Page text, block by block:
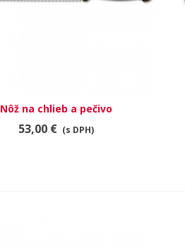
RÝCHLY NÁHĽAD
Nôž na chlieb a pečivo
53,00 € (s DPH)